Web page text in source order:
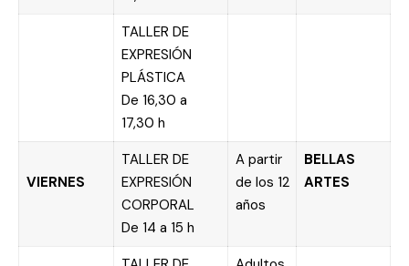
TALLER DE
EXPRESIÓN
PLÁSTICA
De 16,30 a
17,30 h
VIERNES
TALLER DE
EXPRESIÓN
CORPORAL
De 14 a 15 h
A partir
de los 12
años
BELLAS
ARTES